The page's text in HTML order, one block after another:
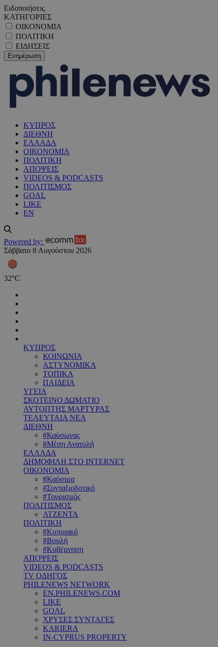
Ειδοποιήσεις
ΚΑΤΗΓΟΡΙΕΣ
ΟΙΚΟΝΟΜΙΑ
ΠΟΛΙΤΙΚΗ
ΕΙΔΗΣΕΙΣ
ΚΥΠΡΟΣ
ΔΙΕΘΝΗ
ΕΛΛΑΔΑ
ΟΙΚΟΝΟΜΙΑ
ΠΟΛΙΤΙΚΗ
ΑΠΟΨΕΙΣ
VIDEOS & PODCASTS
ΠΟΛΙΤΙΣΜΟΣ
GOAL
LIKE
EN
Powered by:
Σάββατο 8 Αυγούστου 2026
32°C
ΚΥΠΡΟΣ
ΚΟΙΝΩΝΙΑ
ΑΣΤΥΝΟΜΙΚΑ
ΤΟΠΙΚΑ
ΠΑΙΔΕΙΑ
ΥΓΕΙΑ
ΣΚΟΤΕΙΝΟ ΔΩΜΑΤΙΟ
ΑΥΤΟΠΤΗΣ ΜΑΡΤΥΡΑΣ
ΤΕΛΕΥΤΑΙΑ ΝΕΑ
ΔΙΕΘΝΗ
#Καύσωνας
#Μέση Ανατολή
ΕΛΛΑΔΑ
ΔΗΜΟΦΙΛΗ ΣΤΟ INTERNET
ΟΙΚΟΝΟΜΙΑ
#Καύσιμα
#Συνταξιοδοτικό
#Τουρισμός
ΠΟΛΙΤΙΣΜΟΣ
ΑΤΖΕΝΤΑ
ΠΟΛΙΤΙΚΗ
#Κυπριακό
#Βουλή
#Κυβέρνηση
ΑΠΟΨΕΙΣ
VIDEOS & PODCASTS
TV ΟΔΗΓΟΣ
PHILENEWS NETWORK
EN.PHILENEWS.COM
LIKE
GOAL
ΧΡΥΣΕΣ ΣΥΝΤΑΓΕΣ
KARIERA
IN-CYPRUS PROPERTY